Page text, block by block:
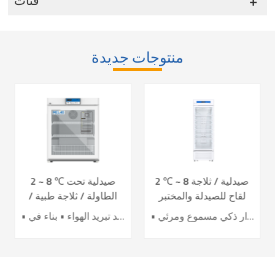
منتوجات جديدة
2 ~ 8 ℃ صيدلية تحت
الطاولة / ثلاجة طبية /
لقاح YC-130L
• نظام تحكم دقيق • نظام تبريد تبريد الهواء • بناء في USB datalogger • إنذارات سمعية وبصرية مثالية • تصميم عملية مريحة
2 ℃ ~ 8 صيدلية / ثلاجة
لقاح للصيدلة والمختبر
YC-395L
• أداء تبريد الهواء الرائد • تحسين كفاءة توفير الطاقة بنسبة 40٪ + • باب تسخين كهربائي لتأثير أفضل ضد التكثيف • 7 حساسات لدقة عالية للتحكم بدرجة الحرارة • نظام إنذار ذكي مسموع ومرئي